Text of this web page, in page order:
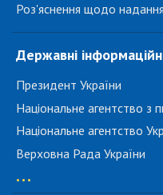
Роз'яснення щодо
Державні
Президент України
Національне агентство з
Національне агентство
Верховна Рада України
...